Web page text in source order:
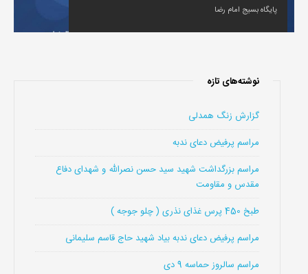
پایگاه بسیج امام رضا
نوشته‌های تازه
گزارش زنگ همدلی
مراسم پرفیض دعای ندبه
مراسم بزرگداشت شهید سید حسن نصرالله و شهدای دفاع
مقدس و مقاومت
طبخ 450 پرس غذای نذری ( چلو جوجه )
مراسم پرفیض دعای ندبه بیاد شهید حاج قاسم سلیمانی
مراسم سالروز حماسه 9 دی